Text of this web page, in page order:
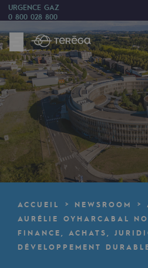
URGENCE GAZ
0 800 028 800
Nous sommes
Nous sommes
80 ans d'histoire
Teréga
Teréga
Accélérateur de la
Une organisation
Une
ACCUEIL NEWSROOM
AURÉLIE OYHARCABAL
FINANCE, ACHATS,
DÉVELOPPEMENT